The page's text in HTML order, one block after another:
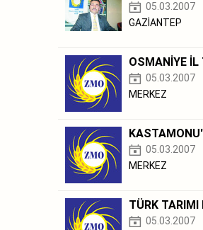
05.03.2007
GAZİANTEP
OSMANİYE İL
05.03.2007
MERKEZ
05.03.2007
MERKEZ
TÜRK TARIMI
05.03.2007